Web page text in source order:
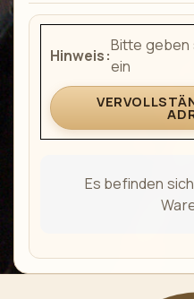
Hinweis:
Bitte geben
ein
Es befinden